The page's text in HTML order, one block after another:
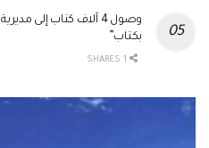
وصول 4 آلاف كتاب إلى
بكتاب”